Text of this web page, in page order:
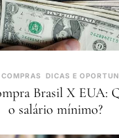
DICAS E
Brasil X EUA:
o salário mínimo?